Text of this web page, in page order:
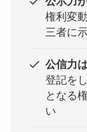
権利変
三者に
公信力
登記を
となる
い